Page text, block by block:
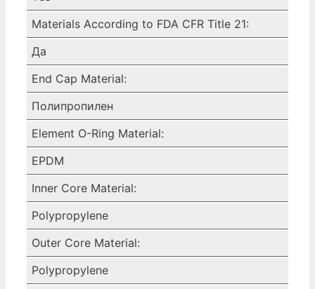
Materials According to FDA CFR Title 21:
Да
End Cap Material:
Полипропилен
Element O-Ring Material:
EPDM
Inner Core Material:
Polypropylene
Outer Core Material:
Polypropylene